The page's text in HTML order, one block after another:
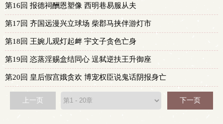
第16回 报德祠酬恩塑像 西明巷易服从夫
第17回 齐国远漫兴立球场 柴郡马挟伴游灯市
第18回 王婉儿观灯起衅 宇文子贪色亡身
第19回 恣蒸淫赐盒结同心 逞弑逆扶王升御座
第20回 皇后假宫娥贪欢 博宠权臣说鬼话阴报身亡
上一页 下一页